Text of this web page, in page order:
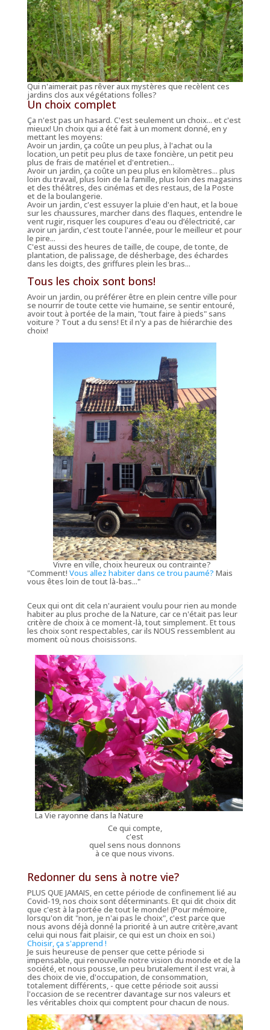
Qui n'aimerait pas rêver aux mystères que recèlent ces
jardins clos aux végétations folles?
Un choix complet
Ça n'est pas un hasard. C'estseulementun choix... et c'est
mieux! Un choix qui a été fait à un moment donné, en y
mettant les moyens:
Avoir un jardin, ça coûte un peu plus, à l'achat ou la
location, un petit peu plus de taxe foncière, un petit peu
plus de frais de matériel et d'entretien...
Avoir un jardin, ça coûte un peu plus en kilomètres... plus
loin du travail, plus loin de la famille, plus loin des magasins
et des théâtres, des cinémas et des restaus, de la Poste
et de la boulangerie.
Avoir un jardin, c'est essuyer la pluie d'en haut, et la boue
sur les chaussures, marcher dans des flaques, entendre le
vent rugir, risquer les coupures d'eau ou d’électricité, car
avoir un jardin, c'est toute l'année, pour le meilleur et pour
le pire...
C'est aussi des heures de taille, de coupe, de tonte, de
plantation, de palissage, de désherbage, des échardes
dans les doigts, des griffures plein les bras...
Tous les choix sont bons!
Avoir un jardin, ou préférer être en plein centre ville pour
se nourrir de toute cette vie humaine, se sentir entouré,
avoir tout à portée de la main, "tout faire à pieds" sans
voiture ? Tout a du sens! Et il n'y a pas de hiérarchie des
choix!
Vivre en ville, choix heureux ou contrainte?
"Comment! Vous allez habiter dans ce trou paumé? Mais
vous êtes loin de tout là-bas..."
Ceux qui ont dit cela n'auraient voulu pour rien au monde
habiter au plus proche de la Nature, car ce n'était pas leur
critère de choix à ce moment-là, tout simplement. Et tous
les choix sont respectables, car ils NOUS ressemblent au
moment où nous choisissons.
La Vie rayonne dans la Nature
Ce qui compte,
c'est
quel sens nous donnons
à ce que nous vivons.
Redonner du sens à notre vie?
PLUS QUE JAMAIS, en cette période de confinement lié au
Covid-19, nos choix sont déterminants. Et qui dit choix dit
que c'est à la portée de tout le monde! (Pour mémoire,
lorsqu'on dit "non, je n'ai pas le choix", c'est parce que
nous avons déjà donné la priorité à un autre critère,avant
celui qui nous fait plaisir, ce qui est un choix en soi.)
Choisir, ça s'apprend !
Je suis heureuse de penser que cette période si
impensable, qui renouvelle notre vision du monde et de la
société, et nous pousse, un peu brutalement il est vrai, à
des choix de vie, d'occupation, de consommation,
totalement différents, - que cette période soit aussi
l'occasion de se recentrer davantage sur nos valeurs et
les véritables choix qui comptent pour chacun de nous.